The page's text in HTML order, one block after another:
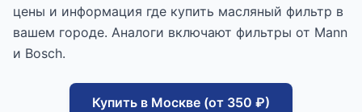
цены и информация где купить масляный фильтр в
вашем городе. Аналоги включают фильтры от Mann
и Bosch.
Купить в Москве (от 350 ₽)